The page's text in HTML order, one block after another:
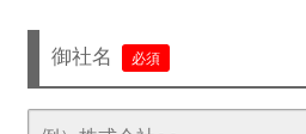
御社名 必須